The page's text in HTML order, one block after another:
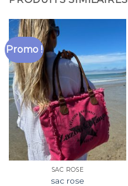
Promo !
SAC ROSE
sac rose